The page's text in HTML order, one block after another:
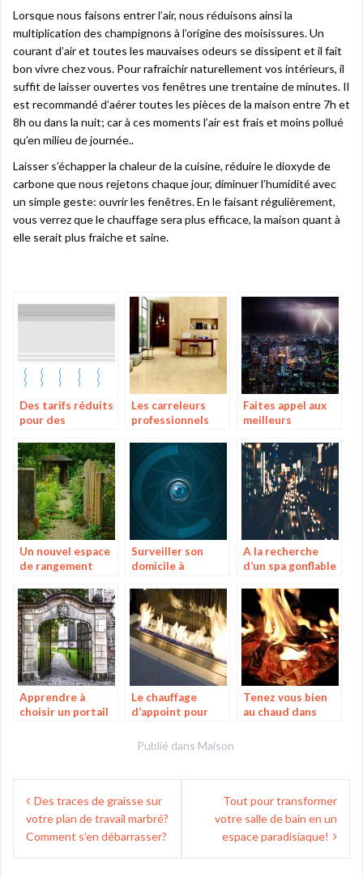
Lorsque nous faisons entrer l’air, nous réduisons ainsi la
multiplication des champignons à l’origine des moisissures. Un
courant d’air et toutes les mauvaises odeurs se dissipent et il fait
bon vivre chez vous. Pour rafraichir naturellement vos intérieurs, il
suffit de laisser ouvertes vos fenêtres une trentaine de minutes. Il
est recommandé d’aérer toutes les pièces de la maison entre 7h et
8h ou dans la nuit; car à ces moments l’air est frais et moins pollué
qu’en milieu de journée..
Laisser s’échapper la chaleur de la cuisine, réduire le dioxyde de
carbone que nous rejetons chaque jour, diminuer l’humidité avec
un simple geste: ouvrir les fenêtres. En le faisant régulièrement,
vous verrez que le chauffage sera plus efficace, la maison quant à
elle serait plus fraiche et saine.
Des tarifs réduits
pour des
qualité en ligne
Les carreleurs
professionnels
Faites appel aux
meilleurs
France!
Un nouvel espace
de rangement
Surveiller son
domicile à
une alarme
spéciale
A la recherche
d’un spa gonflable
Apprendre à
choisir un portail
Le chauffage
d’appoint pour
la maison
Tenez vous bien
au chaud dans
Publié dans Maison
Navigation
de
l’article
Des traces de graisse sur
votre plan de travail marbré?
Comment s’en débarrasser?
Tout pour transformer
votre salle de bain en un
espace paradisiaque!